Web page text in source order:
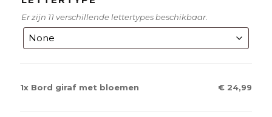
Er zijn 11 verschillende lettertypes beschikbaar.
1x Bord giraf met bloemen € 24,99